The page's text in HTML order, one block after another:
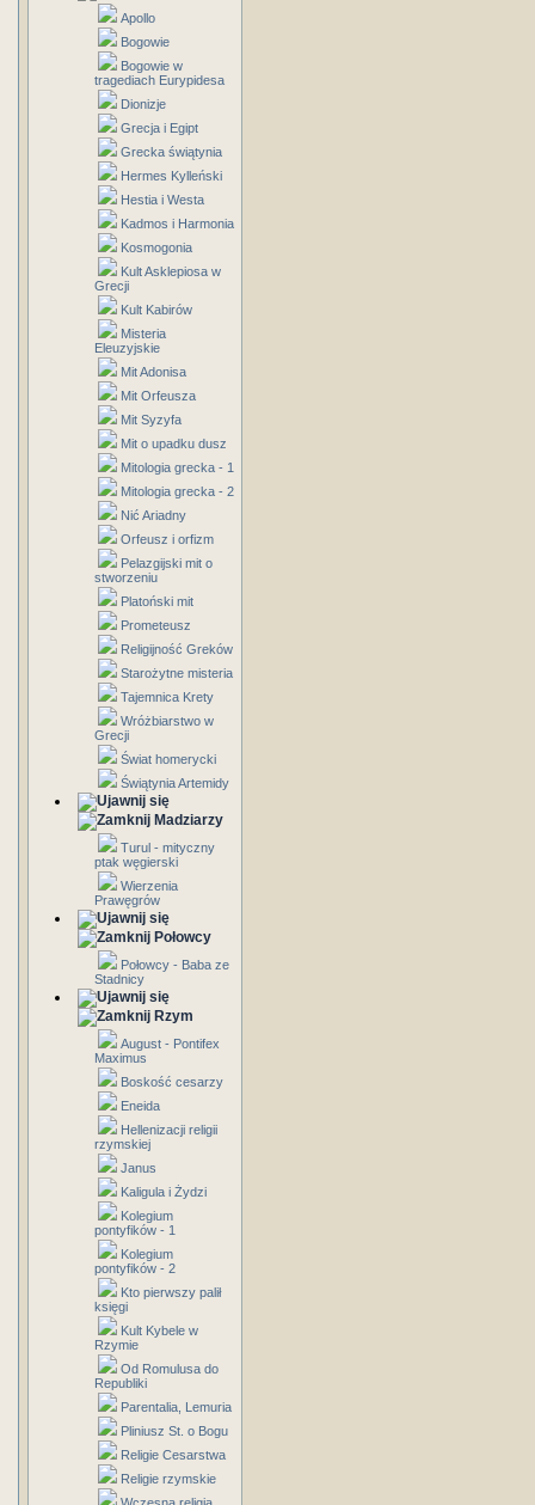
Apollo
Bogowie
Bogowie w
tragediach Eurypidesa
Dionizje
Grecja i Egipt
Grecka świątynia
Hermes Kylleński
Hestia i Westa
Kadmos i Harmonia
Kosmogonia
Kult Asklepiosa w
Grecji
Kult Kabirów
Misteria
Eleuzyjskie
Mit Adonisa
Mit Orfeusza
Mit Syzyfa
Mit o upadku dusz
Mitologia grecka - 1
Mitologia grecka - 2
Nić Ariadny
Orfeusz i orfizm
Pelazgijski mit o
stworzeniu
Platoński mit
Prometeusz
Religijność Greków
Starożytne misteria
Tajemnica Krety
Wróżbiarstwo w
Grecji
Świat homerycki
Świątynia Artemidy
Madziarzy
Turul - mityczny
ptak węgierski
Wierzenia
Prawęgrów
Połowcy
Połowcy - Baba ze
Stadnicy
Rzym
August - Pontifex
Maximus
Boskość cesarzy
Eneida
Hellenizacji religii
rzymskiej
Janus
Kaligula i Żydzi
Kolegium
pontyfików - 1
Kolegium
pontyfików - 2
Kto pierwszy palił
księgi
Kult Kybele w
Rzymie
Od Romulusa do
Republiki
Parentalia, Lemuria
Pliniusz St. o Bogu
Religie Cesarstwa
Religie rzymskie